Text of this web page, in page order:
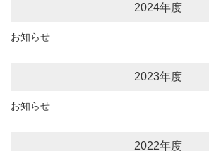
2024年度
お知らせ
2023年度
お知らせ
2022年度